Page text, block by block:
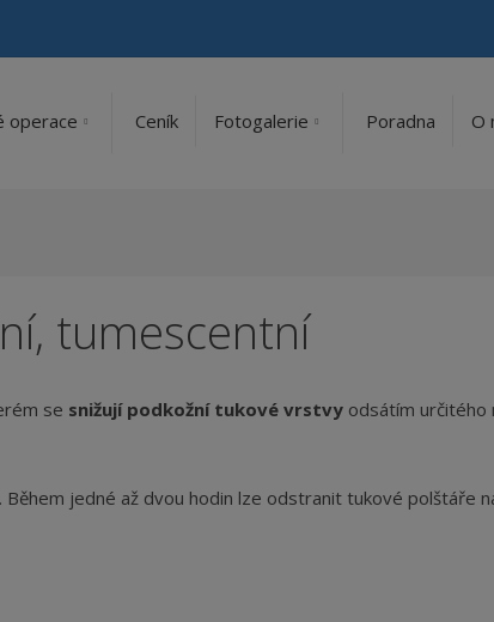
operace Ceník Fotogalerie Poradna O
tumescentní
se snižují podkožní tukové vrstvy odsátím určitého
Během jedné až dvou hodin lze odstranit tukové polštáře